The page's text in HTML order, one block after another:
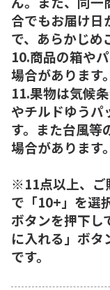
合でもお届け日
で、あらかじめ
10.商品の箱や
場合があります。
11.果物は気候
やチルドゆうパ
す。また台風等
場合があります。
※11点以上、ご
で「10+」を選
ボタンを押下し
に入れる」ボ
です。